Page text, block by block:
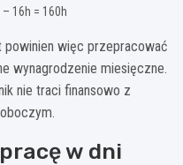
16h = 160h
powinien więc przepracować
wynagrodzenie miesięczne.
nie traci finansowo z
w dni